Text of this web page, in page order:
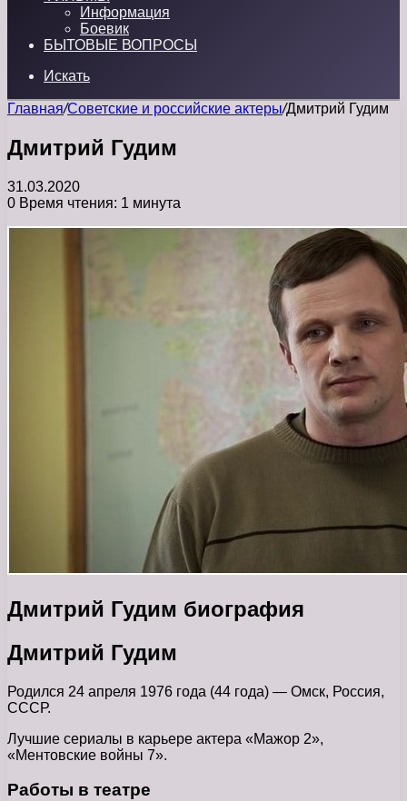
Информация
Боевик
БЫТОВЫЕ ВОПРОСЫ
Искать
Главная/Советские и российские актеры/Дмитрий Гудим
Дмитрий Гудим
31.03.2020
0 Время чтения: 1 минута
Дмитрий Гудим биография
Дмитрий Гудим
Родился 24 апреля 1976 года (44 года) — Омск, Россия,
СССР.
Лучшие сериалы в карьере актера «Мажор 2»,
«Ментовские войны 7».
Работы в театре